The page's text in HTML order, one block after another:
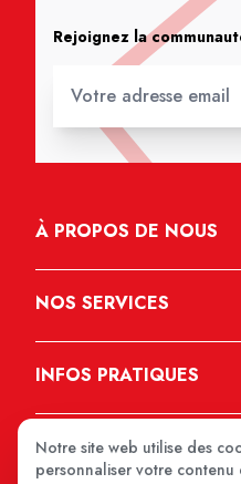
Rejoignez la
À PROPOS DE NOUS
NOS SERVICES
INFOS PRATIQUES
Notre site web utilise des
personnaliser votre contenu